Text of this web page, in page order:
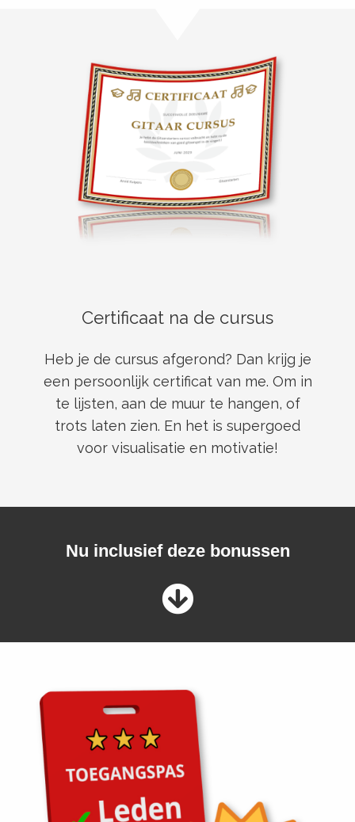
Certificaat na de cursus
Heb je de cursus afgerond? Dan krijg je
een persoonlijk certificat van me. Om in
te lijsten, aan de muur te hangen, of
trots laten zien. En het is supergoed
voor visualisatie en motivatie!
Nu inclusief deze bonussen